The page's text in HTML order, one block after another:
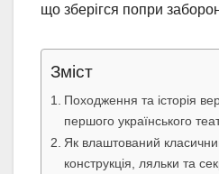
що зберігся попри
Зміст
Походження та історія
першого українського
Як влаштований
конструкція, ляльки та